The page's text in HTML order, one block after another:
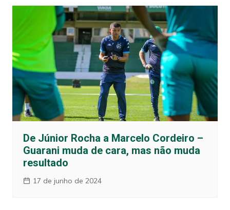
De Júnior Rocha a Marcelo Cordeiro –
Guarani muda de cara, mas não muda
resultado
17 de junho de 2024